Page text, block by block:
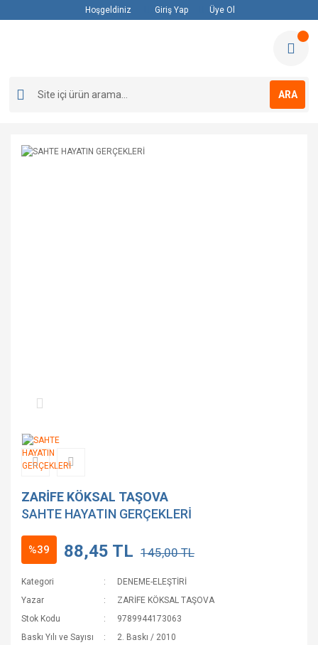
Hoşgeldiniz Giriş Yap Üye Ol
ARA
ZARİFE KÖKSAL TAŞOVA
SAHTE HAYATIN GERÇEKLERİ
%39 88,45 TL 145,00 TL
Kategori
DENEME-ELEŞTİRİ
Yazar
ZARİFE KÖKSAL TAŞOVA
Stok Kodu
9789944173063
Baskı Yılı ve Sayısı
2. Baskı / 2010